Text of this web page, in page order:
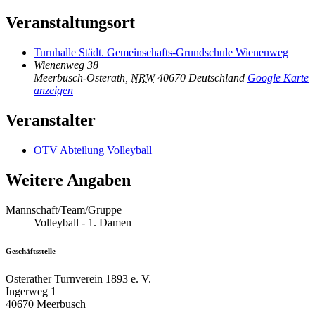
Veranstaltungsort
Turnhalle Städt. Gemeinschafts-Grundschule Wienenweg
Wienenweg 38
Meerbusch-Osterath NRW 40670 Deutschland Google Karte
anzeigen
Veranstalter
OTV Abteilung Volleyball
Weitere Angaben
Mannschaft/Team/Gruppe
Volleyball - 1. Damen
Geschäftsstelle
Osterather Turnverein 1893 e. V.
Ingerweg 1
40670 Meerbusch